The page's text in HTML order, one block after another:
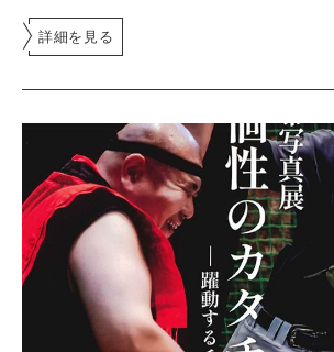
詳細を見る